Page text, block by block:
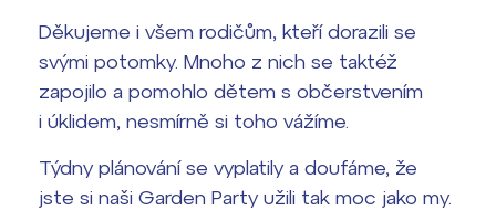
Děkujeme i všem rodičům, kteří dorazili se
svými potomky. Mnoho z nich se taktéž
zapojilo a pomohlo dětem s občerstvením
i úklidem, nesmírně si toho vážíme.
Týdny plánování se vyplatily a doufáme, že
jste si naši Garden Party užili tak moc jako my.